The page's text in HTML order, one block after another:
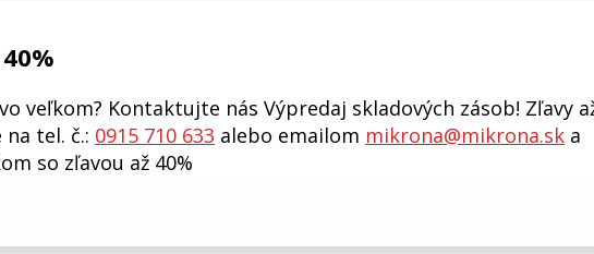
veľkom? Kontaktujte nás Výpredaj skladových zásob! Zľavy
tel. č.: 0915 710 633 alebo emailom mikrona@mikrona.sk a
so zľavou až 40%